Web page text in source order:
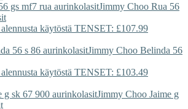
Jimmy Choo Rua 56
käytöstä TENSET: £107.99
Jimmy Choo Belinda 56
käytöstä TENSET: £103.49
Jimmy Choo Jaime g